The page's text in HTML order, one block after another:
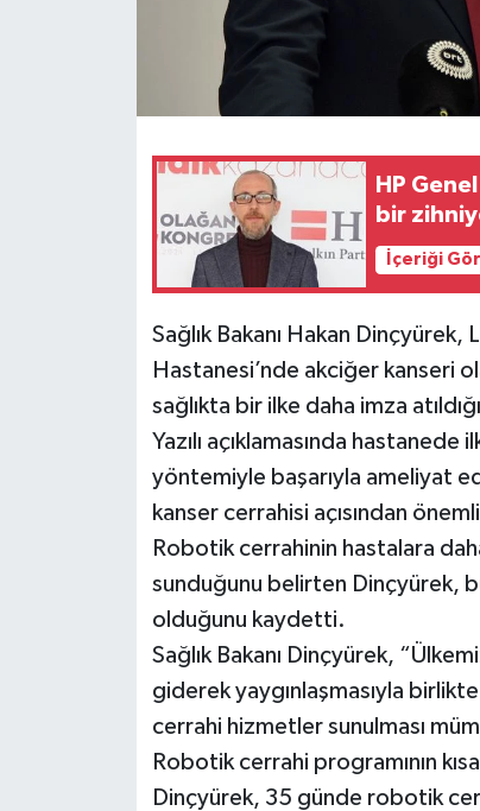
HP
bir
İçeriği
Sağlık Bakanı Hakan
Hastanesi’nde akciğer kanseri
sağlıkta bir ilke daha imza
Yazılı açıklamasında
yöntemiyle başarıyla ameliyat
kanser cerrahisi açısından
Robotik cerrahinin hastalara
sunduğunu belirten Dinçyürek,
olduğunu kaydetti.
Sağlık Bakanı Dinçyürek,
giderek yaygınlaşmasıyla
cerrahi hizmetler sunulması
Robotik cerrahi programının
Dinçyürek, 35 günde robotik